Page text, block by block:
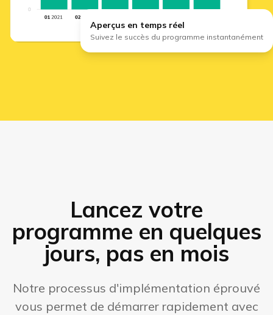
Aperçus en temps réel
Suivez le succès du programme instantanément
Lancez votre
programme en quelques
jours, pas en mois
Notre processus d'implémentation éprouvé
vous permet de démarrer rapidement avec